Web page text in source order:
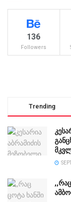
136
Followers
Trending